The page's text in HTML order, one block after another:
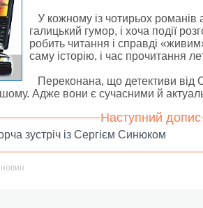
У кожному із чотирьох романів
галицький гумор, і хоча події
робить читання і справді
саму історію, і час прочитання
Переконана, що детективи від
Адже вони є сучасними й
Наступний допис
зустріч із Сергієм Синюком